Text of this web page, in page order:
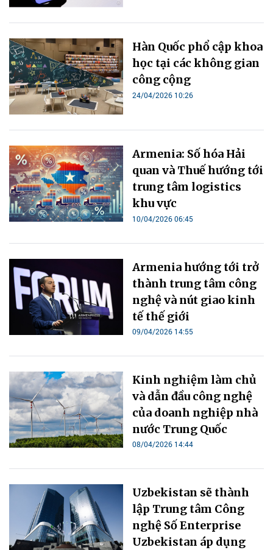
Hàn Quốc phổ cập khoa
học tại các không gian
công cộng
24/04/2026 10:26
Armenia: Số hóa Hải
quan và Thuế hướng tới
trung tâm logistics
khu vực
10/04/2026 06:45
Armenia hướng tới trở
thành trung tâm công
nghệ và nút giao kinh
tế thế giới
09/04/2026 14:55
Kinh nghiệm làm chủ
và dẫn đầu công nghệ
của doanh nghiệp nhà
nước Trung Quốc
08/04/2026 14:44
Uzbekistan sẽ thành
lập Trung tâm Công
nghệ Số Enterprise
Uzbekistan áp dụng